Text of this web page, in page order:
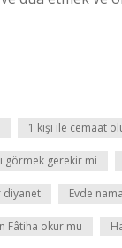
1 kişi ile cemaat
görmek gerekir mi
diyanet Evde
Fâtiha okur mu